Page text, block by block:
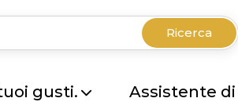
Ricerca
gusti. Assistente